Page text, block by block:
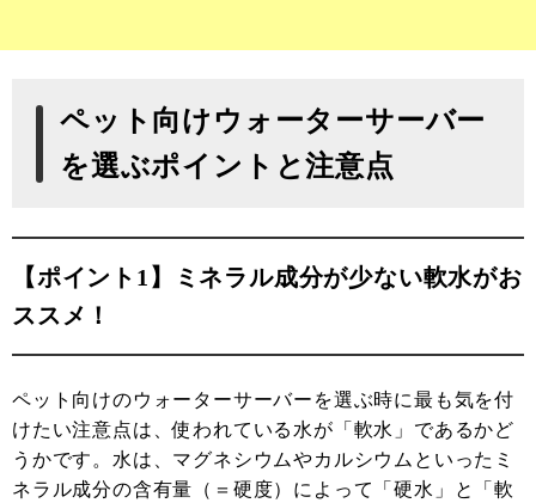
ペット向けウォーターサーバー
を選ぶポイントと注意点
【ポイント1】ミネラル成分が少ない軟水がお
ススメ！
ペット向けのウォーターサーバーを選ぶ時に最も気を付
けたい注意点は、使われている水が「軟水」であるかど
うかです。水は、マグネシウムやカルシウムといったミ
ネラル成分の含有量（＝硬度）によって「硬水」と「軟